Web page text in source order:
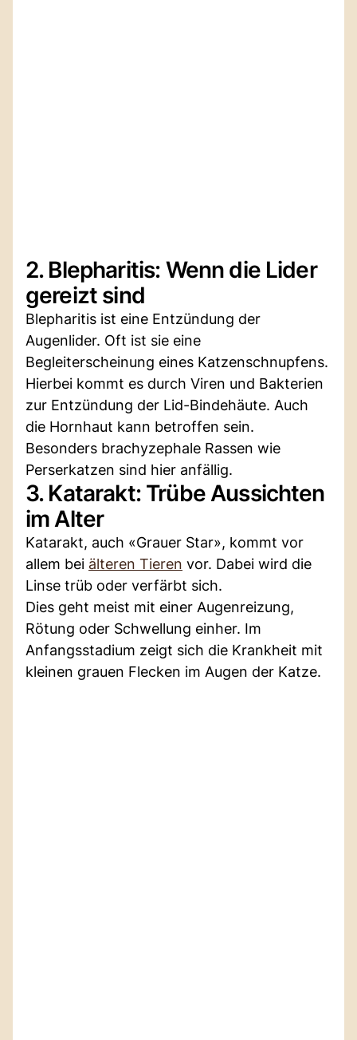
2. Blepharitis: Wenn die Lider
gereizt sind
Blepharitis ist eine Entzündung der
Augenlider. Oft ist sie eine
Begleiterscheinung eines Katzenschnupfens.
Hierbei kommt es durch Viren und Bakterien
zur Entzündung der Lid-Bindehäute. Auch
die Hornhaut kann betroffen sein.
Besonders brachyzephale Rassen wie
Perserkatzen sind hier anfällig.
3. Katarakt: Trübe Aussichten
im Alter
Katarakt, auch «Grauer Star», kommt vor
allem bei älteren Tieren vor. Dabei wird die
Linse trüb oder verfärbt sich.
Dies geht meist mit einer Augenreizung,
Rötung oder Schwellung einher. Im
Anfangsstadium zeigt sich die Krankheit mit
kleinen grauen Flecken im Augen der Katze.